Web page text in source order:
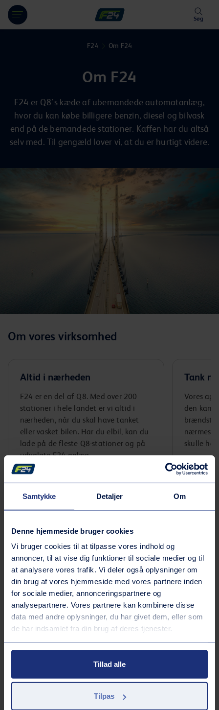
Samtykke Detaljer Om
Denne hjemmeside bruger cookies
Vi bruger cookies til at tilpasse vores indhold og
annoncer, til at vise dig funktioner til sociale medier og til
at analysere vores trafik. Vi deler også oplysninger om
din brug af vores hjemmeside med vores partnere inden
for sociale medier, annonceringspartnere og
analysepartnere. Vores partnere kan kombinere disse
data med andre oplysninger, du har givet dem, eller som
de har indsamlet fra din brug af deres tjenester.
Tillad alle
Tilpas
Hoppa över länk
Søg
F24 Om F24
Om F24
F24 er Q8's kæde af ubemandede automatanlæg,
hvor du kan købe billigere benzin, diesel og bilvask
end på de bemandede stationer. Kaffen har du altså
selv med. Til gengæld lover vi, at du er hurtigt videre.
Om vores virksomhed
Altid i nærheden
F24 er en del af Q8. Med over 200
stationer i hele landet er vi altid i
nærheden, når du skal have tanket
eller vasket bilen. Har du elbil, kan du
lade på de fleste Q8-stationer og på
udvalgte F24-anlæg.
Tank
Vores
den kan
skulle